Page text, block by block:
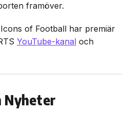
framöver.
of Football har premiär
YouTube-kanal och
Nyheter